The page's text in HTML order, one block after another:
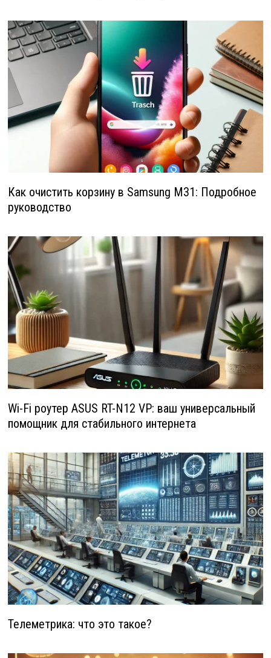
Как очистить корзину в Samsung M31: Подробное
руководство
Wi-Fi роутер ASUS RT-N12 VP: ваш универсальный
помощник для стабильного интернета
Телеметрика: что это такое?